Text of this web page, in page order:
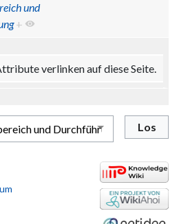
und
+
verlinken auf diese Seite.